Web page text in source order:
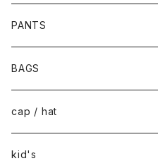
PANTS
BAGS
cap / hat
kid's